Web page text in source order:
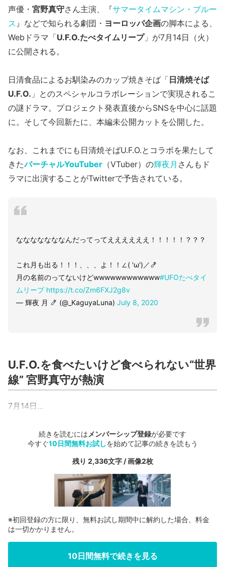
声優・ 宮野真守さん主演、『サマータイムマシン・ブルー
ス 』などで知られる劇団・ ヨーロッパ企画の脚本による、
Webドラマ「U.F.O.たべタイムリープ」が7月14日（火）
に公開される。
日清食品によるお馴染みのカップ焼きそば「 日清焼そば
U.F.O. 」とのスペシャルコラボレーションで実現されるこ
の謎ドラマ。プロジェクト発表直後からSNSを中心に話題
に。そして今回新たに、本編未公開カットを公開した。
なお、これまでにも日清焼そばU.F.O.とコラボを果たして
きたバーチャルYouTuber （VTuber）の輝夜月 さんもド
ラマに出演することがTwitterで予告されている。
なななななななんだってってええええええ！！！！！？？？
これ月も出る！！！、、、よ！！∠( 'ω')／🍤
月の名前のってないけどwwwwwwwwwwww#UFOたべタイ
ムリープ https://t.co/Zm6FXJ2g8v
— 輝夜 月 🍤 (@_KaguyaLuna) July 8, 2020
U.F.O.を食べたいけど食べられない“世界
線” 宮野真守が熱演
7月14日...
続きを読むには メンバーシップ登録が必要です
今すぐ10日間無料お試しを始めて記事の続きを読もう
残り 2,336文字 / 画像2枚
※初回登録の方に限り、無料お試し期間中に解約した場合、料金
は一切かかりません。
10日間無料で続きを見る